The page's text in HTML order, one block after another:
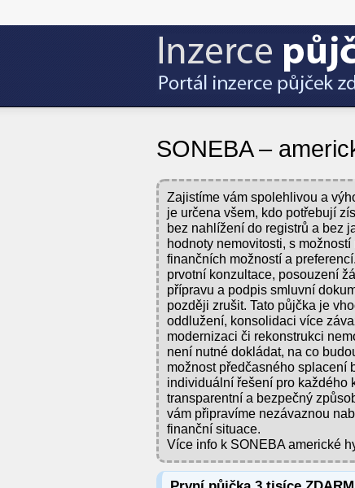
SONEBA –
Zajistíme vám spolehlivou a
je určena všem, kdo potřebují
bez nahlížení do registrů a bez
hodnoty nemovitosti, s
finančních možností a
prvotní konzultace, posouzení
přípravu a podpis smluvní
později zrušit. Tato půjčka je
oddlužení, konsolidaci více
modernizaci či rekonstrukci
není nutné dokládat, na co
možnost předčasného splacení
individuální řešení pro každého
transparentní a bezpečný
vám připravíme nezávaznou
finanční situace.
Více info k SONEBA americké